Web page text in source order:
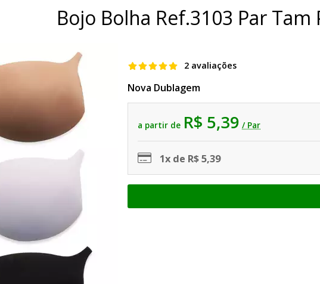
Bojo Bolha Ref.3103 Par Tam
2 avaliações
Nova Dublagem
a partir de R$ 5,39 / Par
1x de R$ 5,39